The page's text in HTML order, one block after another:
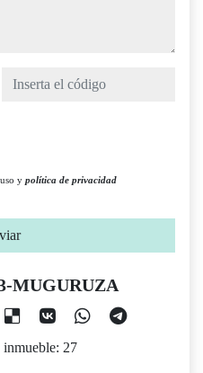
y política de privacidad
MUGURUZA
inmueble: 27